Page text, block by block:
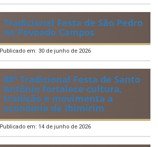
Tradicional Festa de São Pedro
no Povoado Campos
Publicado em: 30 de junho de 2026
88ª Tradicional Festa de Santo
Antônio fortalece cultura,
tradição e movimenta a
economia de Ibimirim
Publicado em: 14 de junho de 2026